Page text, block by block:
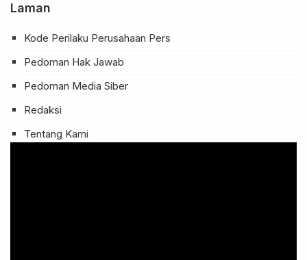
Laman
Kode Perilaku Perusahaan Pers
Pedoman Hak Jawab
Pedoman Media Siber
Redaksi
Tentang Kami